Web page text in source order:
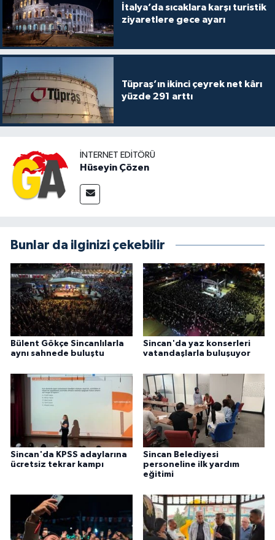
İtalya’da sıcaklara karşı turistik
ziyaretlere gece ayarı
Tüpraş’ın ikinci çeyrek net kârı
yüzde 291 arttı
İNTERNET EDITÖRÜ
Hüseyin Çözen
Bunlar da ilginizi çekebilir
Bülent Gökçe Sincanlılarla
aynı sahnede buluştu
Sincan'da yaz konserleri
vatandaşlarla buluşuyor
Sincan'da KPSS adaylarına
ücretsiz tekrar kampı
Sincan Belediyesi
personeline ilk yardım
eğitimi